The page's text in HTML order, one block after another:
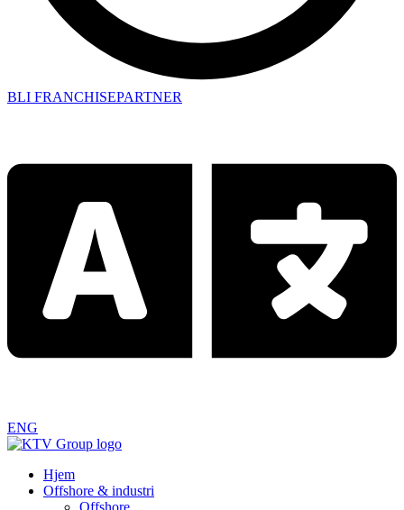
BLI FRANCHISEPARTNER
ENG
Hjem
Offshore & industri